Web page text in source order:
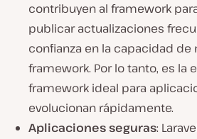
contribuyen al framework
publicar actualizaciones
confianza en la capacidad
framework. Por lo tanto, es la
framework ideal para
evolucionan rápidamente.
Aplicaciones seguras: